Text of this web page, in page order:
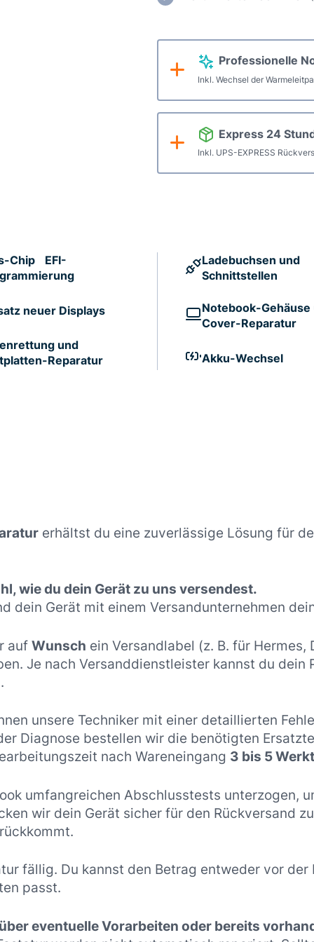
Professionelle
Inkl. Wechsel der
Express 24
Inkl. UPS-EXPRESS
2023
Menge
Chip EFI-
neuer Displays
und
Reparatur
Ladebuchsen und
Schnittstellen
Notebook-Gehäuse
Cover-Reparatur
Akku-Wechsel
erhältst du eine zuverlässige Lösung für
wie du dein Gerät zu uns versendest.
dein Gerät mit einem Versandunternehmen
auf Wunsch ein Versandlabel (z. B. für
Je nach Versanddienstleister kannst du dein
unsere Techniker mit einer detaillierten
Diagnose bestellen wir die benötigten
nach Wareneingang 3 bis 5
umfangreichen Abschlusstests unterzogen,
wir dein Gerät sicher für den Rückversand
fällig. Du kannst den Betrag entweder vor
passt.
eventuelle Vorarbeiten oder bereits